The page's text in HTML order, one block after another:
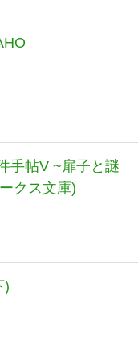
手帖V ~扉子と謎
クス文庫)
)